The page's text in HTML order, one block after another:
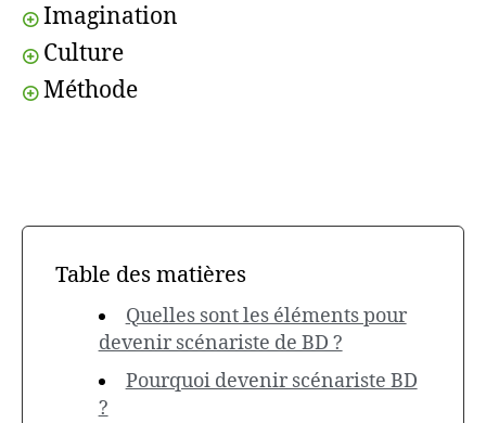
Imagination
Culture
Méthode
Table des matières
Quelles sont les éléments pour
devenir scénariste de BD ?
Pourquoi devenir scénariste BD
?